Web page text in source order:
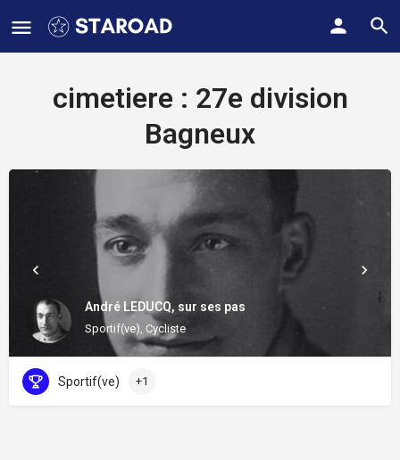
cimetiere : 27e division
Bagneux
André LEDUCQ, sur ses pas
Sportif(ve), Cycliste
Sportif(ve) +1